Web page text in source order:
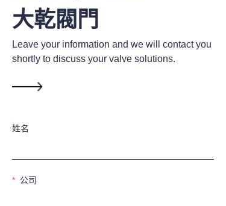
大乾閥門
姓名
公司
Leave your information and we will contact you
shortly to discuss your valve solutions.